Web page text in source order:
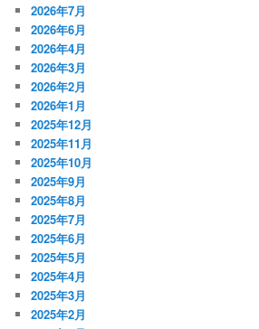
2026年7月
2026年6月
2026年4月
2026年3月
2026年2月
2026年1月
2025年12月
2025年11月
2025年10月
2025年9月
2025年8月
2025年7月
2025年6月
2025年5月
2025年4月
2025年3月
2025年2月